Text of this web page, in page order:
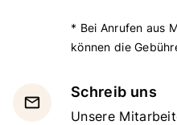
* Bei Anrufen aus
können die
email
Schreib uns
Unsere